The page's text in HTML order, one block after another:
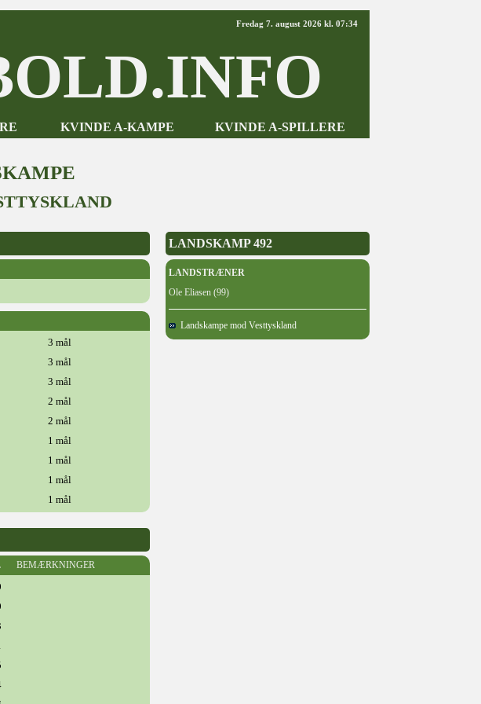
Fredag 7. august 2026 kl. 07:34
KVINDE A-KAMPE KVINDE A-SPILLERE
3 mål
3 mål
3 mål
2 mål
2 mål
1 mål
1 mål
1 mål
1 mål
BEMÆRKNINGER
LANDSKAMP 492
LANDSTRÆNER
Ole Eliasen (99)
Landskampe mod Vesttyskland